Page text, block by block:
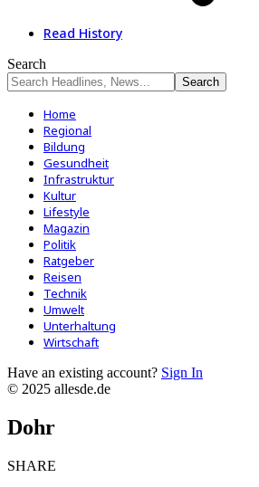
Read History
Search
Home
Regional
Bildung
Gesundheit
Infrastruktur
Kultur
Lifestyle
Magazin
Politik
Ratgeber
Reisen
Technik
Umwelt
Unterhaltung
Wirtschaft
Have an existing account? Sign In
© 2025 allesde.de
Dohr
SHARE